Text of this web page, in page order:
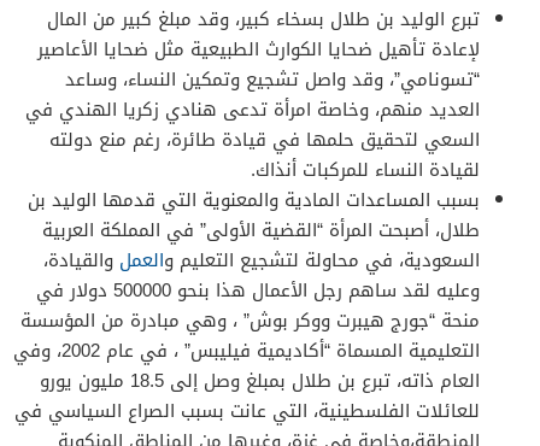
تبرع الوليد بن طلال بسخاء كبير، وقد مبلغ كبير من المال
لإعادة تأهيل ضحايا الكوارث الطبيعية مثل ضحايا الأعاصير
“تسونامي”، وقد واصل تشجيع وتمكين النساء، وساعد
العديد منهم، وخاصة امرأة تدعى هنادي زكريا الهندي في
السعي لتحقيق حلمها في قيادة طائرة، رغم منع دولته
لقيادة النساء للمركبات أنذاك.
بسبب المساعدات المادية والمعنوية التي قدمها الوليد بن
طلال، أصبحت المرأة “القضية الأولى” في المملكة العربية
السعودية، في محاولة لتشجيع التعليم والعمل والقيادة،
وعليه لقد ساهم رجل الأعمال هذا بنحو 500000 دولار في
منحة “جورج هيبرت ووكر بوش” ، وهي مبادرة من المؤسسة
التعليمية المسماة “أكاديمية فيليبس” ، في عام 2002، وفي
العام ذاته، تبرع بن طلال بمبلغ وصل إلى 18.5 مليون يورو
للعائلات الفلسطينية، التي عانت بسبب الصراع السياسي في